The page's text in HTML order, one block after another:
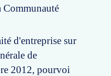
d'entreprise sur
de
2012, pourvoi